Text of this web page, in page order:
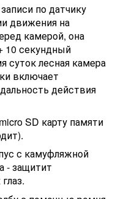
по датчику
движения на
камерой, она
10 секундный
суток лесная камера
включает
действия
SD карту памяти
с камуфляжной
- защитит